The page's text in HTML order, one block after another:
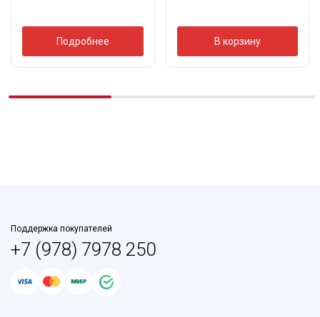
Подробнее В корзину
Поддержка покупателей
+7 (978) 7978 250